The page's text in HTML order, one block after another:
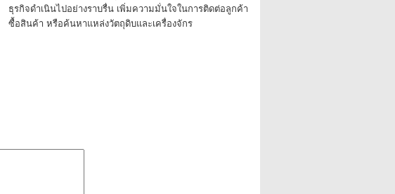
ธุรกิจดำเนินไปอย่างราบรื่น เพิ่มความมั่นใจในการติดต่อลูกค้า
ซื้อสินค้า หรือค้นหาแหล่งวัตถุดิบและเครื่องจักร